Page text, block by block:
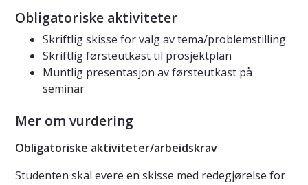
Obligatoriske aktiviteter
Skriftlig skisse for valg av tema/problemstilling
Skriftlig førsteutkast til prosjektplan
Muntlig presentasjon av førsteutkast på
seminar
Mer om vurdering
Obligatoriske aktiviteter/arbeidskrav
Studenten skal evere en skisse med redegjørelse for